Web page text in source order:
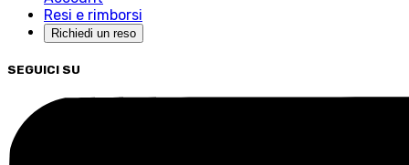
Resi e rimborsi
Richiedi un reso
SEGUICI SU